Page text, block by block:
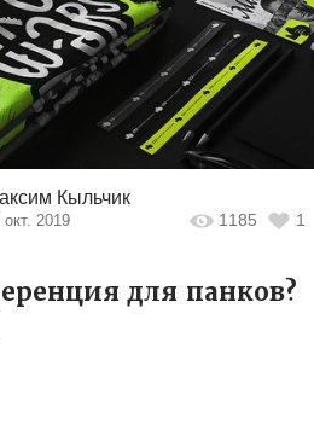
Кыльчик
окт. 2019 1185 1
для панков?